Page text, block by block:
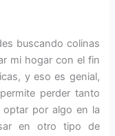
buscando colinas
mi hogar con el fin
y eso es genial,
perder tanto
optar por algo en la
en otro tipo de